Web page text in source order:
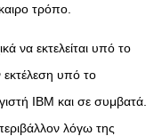
τρόπο.
να εκτελείται υπό το
εκτέλεση υπό το
IBM και σε συμβατά.
λόγω της